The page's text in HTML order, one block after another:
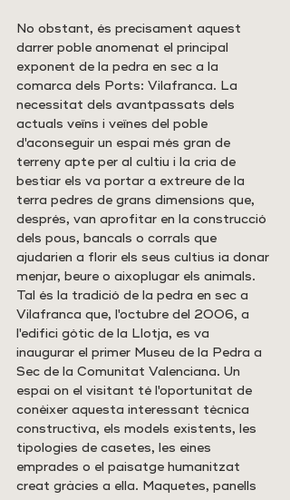
No obstant, és precisament aquest
darrer poble anomenat el principal
exponent de la pedra en sec a la
comarca dels Ports: Vilafranca. La
necessitat dels avantpassats dels
actuals veïns i veïnes del poble
d'aconseguir un espai més gran de
terreny apte per al cultiu i la cria de
bestiar els va portar a extreure de la
terra pedres de grans dimensions que,
després, van aprofitar en la construcció
dels pous, bancals o corrals que
ajudarien a florir els seus cultius ia donar
menjar, beure o aixoplugar els animals.
Tal és la tradició de la pedra en sec a
Vilafranca que, l'octubre del 2006, a
l'edifici gòtic de la Llotja, es va
inaugurar el primer Museu de la Pedra a
Sec de la Comunitat Valenciana. Un
espai on el visitant té l'oportunitat de
conèixer aquesta interessant tècnica
constructiva, els models existents, les
tipologies de casetes, les eines
emprades o el paisatge humanitzat
creat gràcies a ella. Maquetes, panells